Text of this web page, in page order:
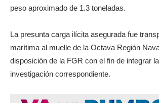
peso aproximado de 1.3 toneladas.
La presunta carga ilícita asegurada fue
marítima al muelle de la Octava Región
disposición de la FGR con el fin de integrar
investigación correspondiente.